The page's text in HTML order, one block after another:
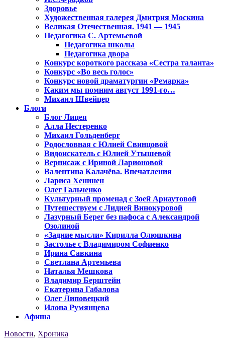
Здоровье
Художественная галерея Дмитрия Москина
Великая Отечественная. 1941 — 1945
Педагогика С. Артемьевой
Педагогика школы
Педагогика двора
Конкурс короткого рассказа «Сестра таланта»
Конкурс «Во весь голос»
Конкурс новой драматургии «Ремарка»
Каким мы помним август 1991-го…
Михаил Швейцер
Блоги
Блог Лицея
Алла Нестеренко
Михаил Гольденберг
Родословная с Юлией Свинцовой
Видоискатель с Юлией Утышевой
Вернисаж с Ириной Ларионовой
Валентина Калачёва. Впечатления
Лариса Хенинен
Олег Гальченко
Культурный променад с Зоей Арнаутовой
Путешествуем с Лидией Винокуровой
Лазурный Берег без пафоса с Александрой
Озолиной
«Задние мысли» Кирилла Олюшкина
Застолье с Владимиром Софиенко
Ирина Савкина
Светлана Артемьева
Наталья Мешкова
Владимир Берштейн
Екатерина Габалова
Олег Липовецкий
Илона Румянцева
Афиша
Новости, Хроника